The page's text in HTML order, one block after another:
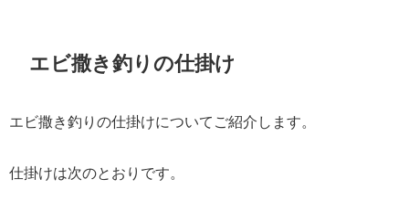
エビ撒き釣りの仕掛け
エビ撒き釣りの仕掛けについてご紹介します。
仕掛けは次のとおりです。